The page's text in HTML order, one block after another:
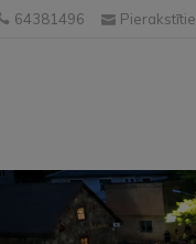
64381496